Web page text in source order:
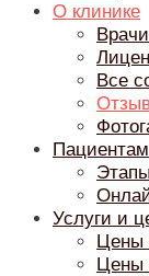
О клинике
Все
Пациентам
Услуги и
Цены
Цены